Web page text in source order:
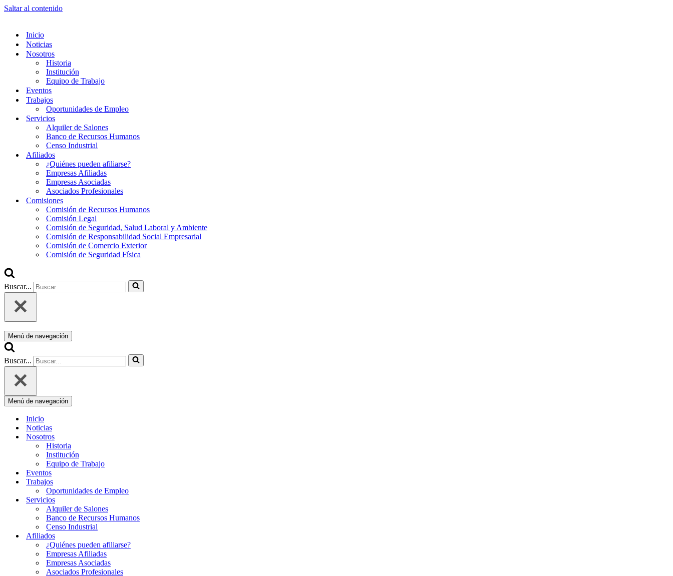
Saltar al contenido
Inicio
Noticias
Nosotros
Historia
Institución
Equipo de Trabajo
Eventos
Trabajos
Oportunidades de Empleo
Servicios
Alquiler de Salones
Banco de Recursos Humanos
Censo Industrial
Afiliados
¿Quiénes pueden afiliarse?
Empresas Afiliadas
Empresas Asociadas
Asociados Profesionales
Comisiones
Comisión de Recursos Humanos
Comisión Legal
Comisión de Seguridad, Salud Laboral y Ambiente
Comisión de Responsabilidad Social Empresarial
Comisión de Comercio Exterior
Comisión de Seguridad Física
Buscar...
Menú de navegación
Buscar...
Menú de navegación
Inicio
Noticias
Nosotros
Historia
Institución
Equipo de Trabajo
Eventos
Trabajos
Oportunidades de Empleo
Servicios
Alquiler de Salones
Banco de Recursos Humanos
Censo Industrial
Afiliados
¿Quiénes pueden afiliarse?
Empresas Afiliadas
Empresas Asociadas
Asociados Profesionales